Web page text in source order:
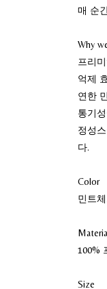
매 순
Why
프리
억제
연한
통기
정성
다.
Color
민트
100%
Size